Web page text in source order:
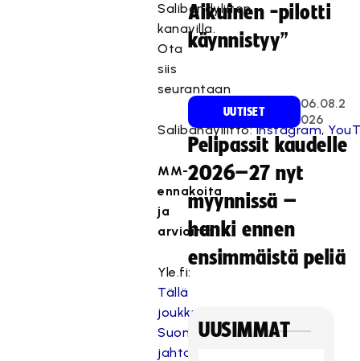
Salibandyliiton
kanavilla.
Ota
siis
seurantaan
Salibandyliitto:Instagram,
MM-
ennakoita
ja
arvioita:
Yle.fi:
Tällä
joukkueella
Suomi
jahtaa
Aikuinen -pilotti
käynnistyy”
UUTISET
06.08.2
026
Pelipassit kaudelle
2026–27 nyt
myynnissä –
hanki ennen
ensimmäistä peliä
UUSIMMAT